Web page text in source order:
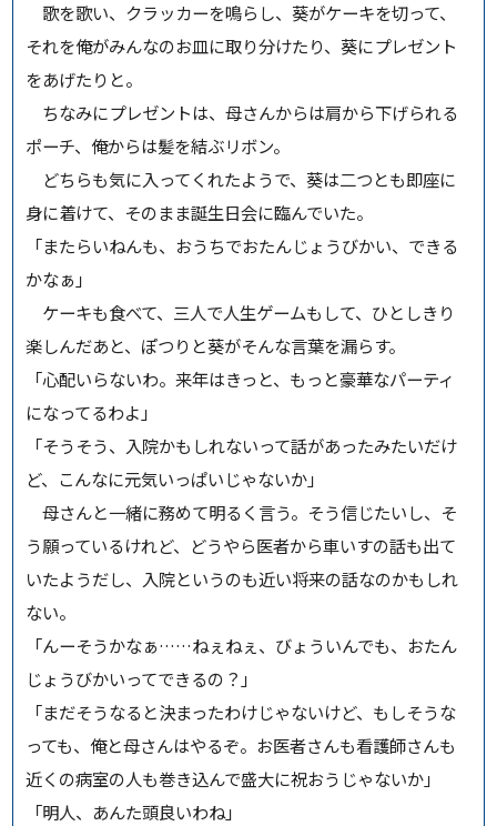
歌を歌い、クラッカーを鳴らし、葵がケーキを切って、
それを俺がみんなのお皿に取り分けたり、葵にプレゼント
をあげたりと。
ちなみにプレゼントは、母さんからは肩から下げられる
ポーチ、俺からは髪を結ぶリボン。
どちらも気に入ってくれたようで、葵は二つとも即座に
身に着けて、そのまま誕生日会に臨んでいた。
「またらいねんも、おうちでおたんじょうびかい、できる
かなぁ」
ケーキも食べて、三人で人生ゲームもして、ひとしきり
楽しんだあと、ぽつりと葵がそんな言葉を漏らす。
「心配いらないわ。来年はきっと、もっと豪華なパーティ
になってるわよ」
「そうそう、入院かもしれないって話があったみたいだけ
ど、こんなに元気いっぱいじゃないか」
母さんと一緒に務めて明るく言う。そう信じたいし、そ
う願っているけれど、どうやら医者から車いすの話も出て
いたようだし、入院というのも近い将来の話なのかもしれ
ない。
「んーそうかなぁ……ねぇねぇ、びょういんでも、おたん
じょうびかいってできるの？」
「まだそうなると決まったわけじゃないけど、もしそうな
っても、俺と母さんはやるぞ。お医者さんも看護師さんも
近くの病室の人も巻き込んで盛大に祝おうじゃないか」
「明人、あんた頭良いわね」